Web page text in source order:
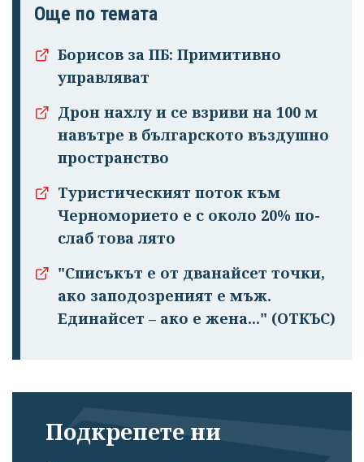
Още по темата
Борисов за ПБ: Примитивно
управляват
Дрон нахлу и се взриви на 100 м
навътре в българското въздушно
пространство
Туристическият поток към
Черноморието е с около 20% по-
слаб това лято
"Списъкът е от дванайсет точки,
ако заподозреният е мъж.
Единайсет – ако е жена..." (ОТКЪС)
Подкрепете ни